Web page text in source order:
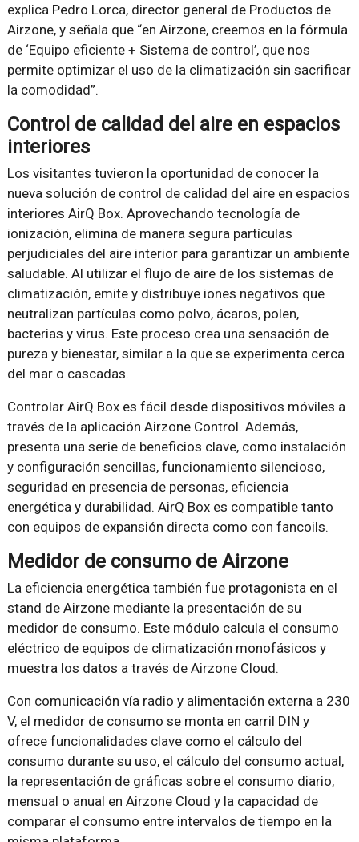
explica Pedro Lorca, director general de Productos de
Airzone, y señala que “en Airzone, creemos en la fórmula
de ‘Equipo eficiente + Sistema de control’, que nos
permite optimizar el uso de la climatización sin sacrificar
la comodidad”.
Control de calidad del aire en espacios
interiores
Los visitantes tuvieron la oportunidad de conocer la
nueva solución de control de calidad del aire en espacios
interiores AirQ Box. Aprovechando tecnología de
ionización, elimina de manera segura partículas
perjudiciales del aire interior para garantizar un ambiente
saludable. Al utilizar el flujo de aire de los sistemas de
climatización, emite y distribuye iones negativos que
neutralizan partículas como polvo, ácaros, polen,
bacterias y virus. Este proceso crea una sensación de
pureza y bienestar, similar a la que se experimenta cerca
del mar o cascadas.
Controlar AirQ Box es fácil desde dispositivos móviles a
través de la aplicación Airzone Control. Además,
presenta una serie de beneficios clave, como instalación
y configuración sencillas, funcionamiento silencioso,
seguridad en presencia de personas, eficiencia
energética y durabilidad. AirQ Box es compatible tanto
con equipos de expansión directa como con fancoils.
Medidor de consumo de Airzone
La eficiencia energética también fue protagonista en el
stand de Airzone mediante la presentación de su
medidor de consumo. Este módulo calcula el consumo
eléctrico de equipos de climatización monofásicos y
muestra los datos a través de Airzone Cloud.
Con comunicación vía radio y alimentación externa a 230
V, el medidor de consumo se monta en carril DIN y
ofrece funcionalidades clave como el cálculo del
consumo durante su uso, el cálculo del consumo actual,
la representación de gráficas sobre el consumo diario,
mensual o anual en Airzone Cloud y la capacidad de
comparar el consumo entre intervalos de tiempo en la